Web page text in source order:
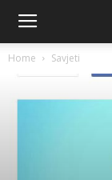
Home Savjeti